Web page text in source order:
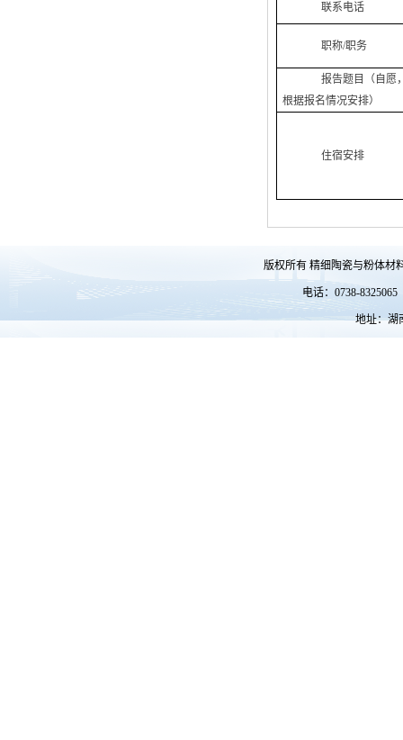
联系电话
职称/职务
报告题目（自愿
根据报名情况安排）
住宿安排
版权所有 精细陶瓷与粉体材
电话：0738-
地址：湖